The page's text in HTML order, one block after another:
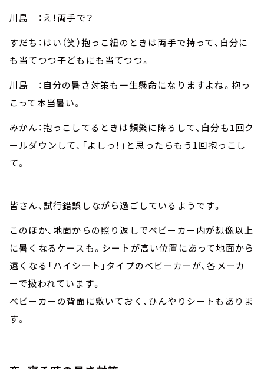
川島 ：え！両手で？
すだち：はい（笑）抱っこ紐のときは両手で持って、自分に
も当てつつ子どもにも当てつつ。
川島 ：自分の暑さ対策も一生懸命になりますよね。抱っ
こって本当暑い。
みかん：抱っこしてるときは頻繁に降ろして、自分も1回ク
ールダウンして、「よしっ！」と思ったらもう1回抱っこし
て。
皆さん、試行錯誤しながら過ごしているようです。
このほか、地面からの照り返しでベビーカー内が想像以上
に暑くなるケースも。シートが高い位置にあって地面から
遠くなる「ハイシート」タイプのベビーカーが、各メーカ
ーで扱われています。
ベビーカーの背面に敷いておく、ひんやりシートもありま
す。